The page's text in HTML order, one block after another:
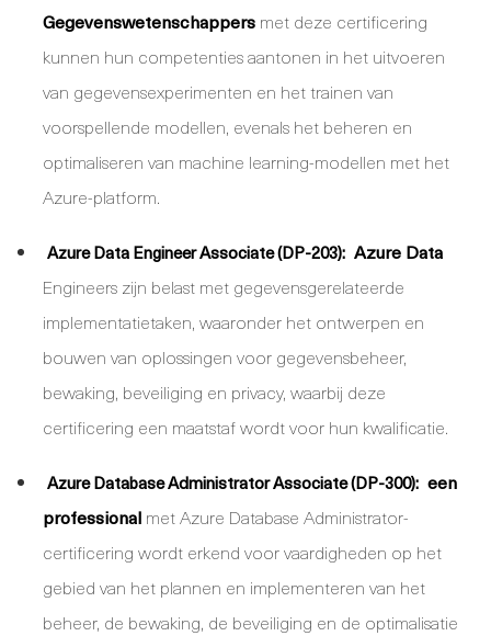
Gegevenswetenschappers met deze certificering
kunnen hun competenties aantonen in het uitvoeren
van gegevensexperimenten en het trainen van
voorspellende modellen, evenals het beheren en
optimaliseren van machine learning-modellen met het
Azure-platform.
Azure Data Engineer Associate (DP-203): Azure Data
Engineers zijn belast met gegevensgerelateerde
implementatietaken, waaronder het ontwerpen en
bouwen van oplossingen voor gegevensbeheer,
bewaking, beveiliging en privacy, waarbij deze
certificering een maatstaf wordt voor hun kwalificatie.
Azure Database Administrator Associate (DP-300): een
professional met Azure Database Administrator-
certificering wordt erkend voor vaardigheden op het
gebied van het plannen en implementeren van het
beheer, de bewaking, de beveiliging en de optimalisatie